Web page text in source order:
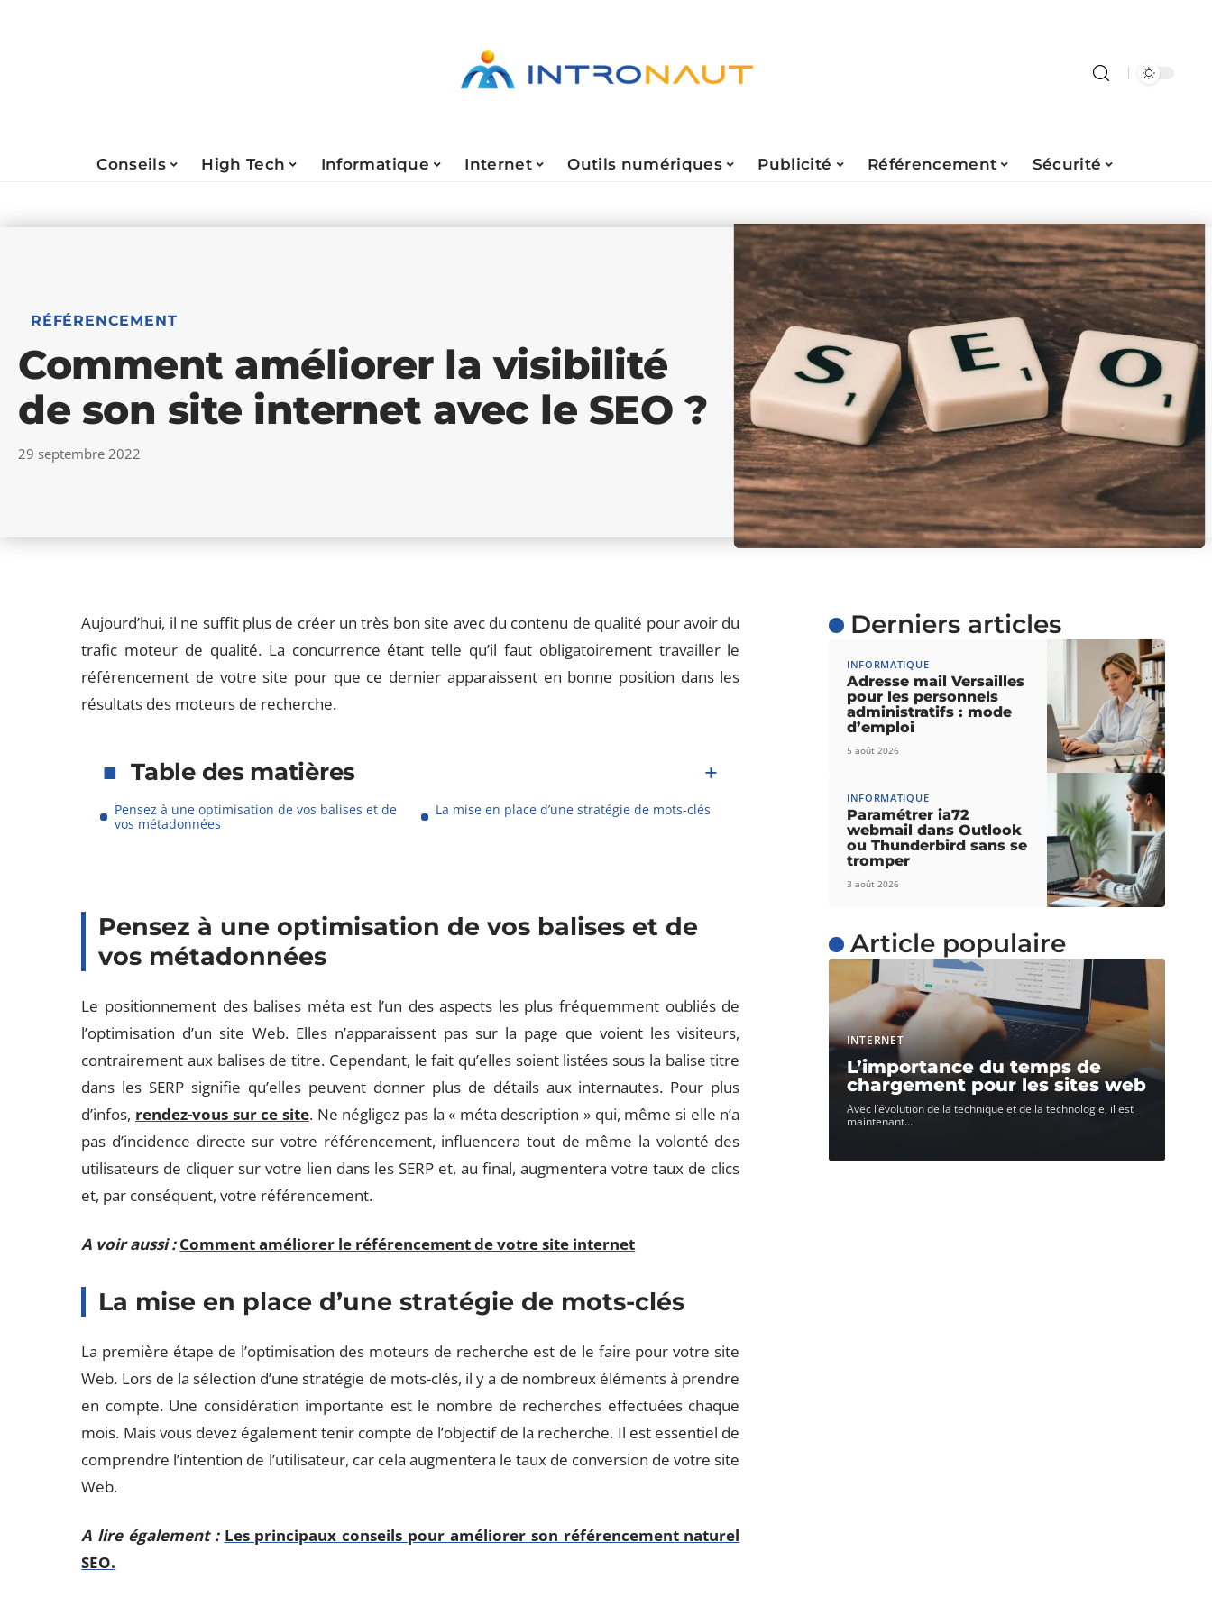
Conseils High Tech Informatique Internet Outils numériques Publicité Référencement Sécurité
RÉFÉRENCEMENT
Comment améliorer la visibilité
de son site internet avec le SEO ?
29 septembre 2022
Aujourd’hui, il ne suffit plus de créer un très bon site avec du contenu de qualité pour avoir du
trafic moteur de qualité. La concurrence étant telle qu’il faut obligatoirement travailler le
référencement de votre site pour que ce dernier apparaissent en bonne position dans les
résultats des moteurs de recherche.
Table des matières
Pensez à une optimisation de vos balises et de
vos métadonnées
La mise en place d’une stratégie de mots-clés
Pensez à une optimisation de vos balises et de
vos métadonnées
Le positionnement des balises méta est l’un des aspects les plus fréquemment oubliés de
l’optimisation d’un site Web. Elles n’apparaissent pas sur la page que voient les visiteurs,
contrairement aux balises de titre. Cependant, le fait qu’elles soient listées sous la balise titre
dans les SERP signifie qu’elles peuvent donner plus de détails aux internautes. Pour plus
d’infos, rendez-vous sur ce site. Ne négligez pas la « méta description » qui, même si elle n’a
pas d’incidence directe sur votre référencement, influencera tout de même la volonté des
utilisateurs de cliquer sur votre lien dans les SERP et, au final, augmentera votre taux de clics
et, par conséquent, votre référencement.
A voir aussi : Comment améliorer le référencement de votre site internet
La mise en place d’une stratégie de mots-clés
La première étape de l’optimisation des moteurs de recherche est de le faire pour votre site
Web. Lors de la sélection d’une stratégie de mots-clés, il y a de nombreux éléments à prendre
en compte. Une considération importante est le nombre de recherches effectuées chaque
mois. Mais vous devez également tenir compte de l’objectif de la recherche. Il est essentiel de
comprendre l’intention de l’utilisateur, car cela augmentera le taux de conversion de votre site
Web.
A lire également : Les principaux conseils pour améliorer son référencement naturel
SEO.
Derniers articles
INFORMATIQUE
Adresse mail Versailles
pour les personnels
administratifs : mode
d’emploi
5 août 2026
INFORMATIQUE
Paramétrer ia72
webmail dans Outlook
ou Thunderbird sans se
tromper
3 août 2026
Article populaire
INTERNET
L’importance du temps de
chargement pour les sites web
Avec l’évolution de la technique et de la technologie, il est
maintenant…